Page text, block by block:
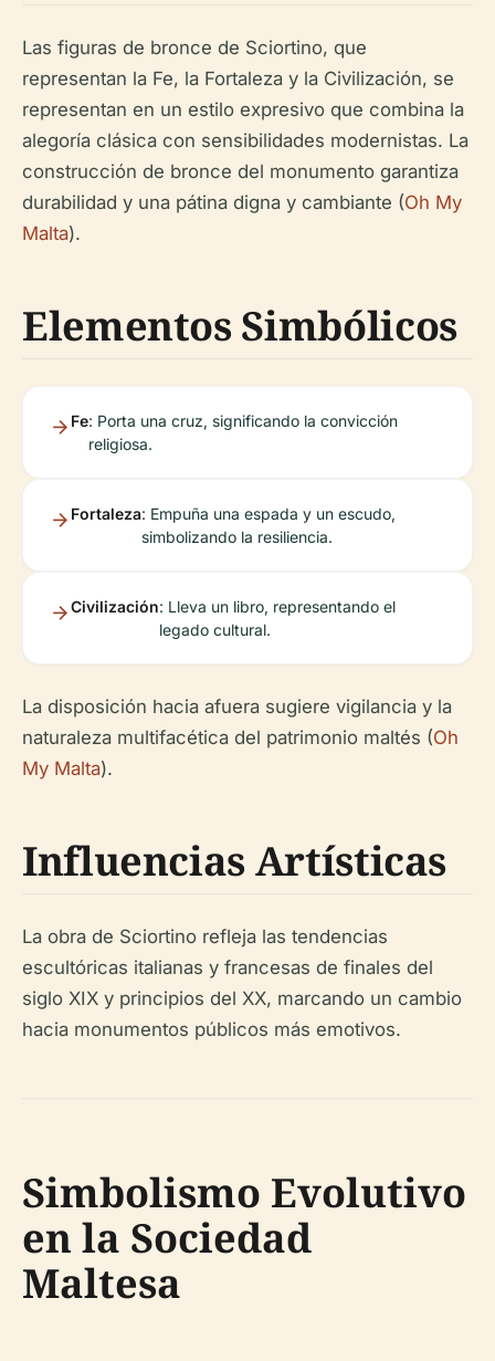
Las figuras de bronce de Sciortino, que
representan la Fe, la Fortaleza y la Civilización, se
representan en un estilo expresivo que combina la
alegoría clásica con sensibilidades modernistas. La
construcción de bronce del monumento garantiza
durabilidad y una pátina digna y cambiante (Oh My
Malta).
Elementos Simbólicos
Fe: Porta una cruz, significando la convicción
religiosa.
Fortaleza: Empuña una espada y un escudo,
simbolizando la resiliencia.
Civilización: Lleva un libro, representando el
legado cultural.
La disposición hacia afuera sugiere vigilancia y la
naturaleza multifacética del patrimonio maltés (Oh
My Malta).
Influencias Artísticas
La obra de Sciortino refleja las tendencias
escultóricas italianas y francesas de finales del
siglo XIX y principios del XX, marcando un cambio
hacia monumentos públicos más emotivos.
Simbolismo Evolutivo
en la Sociedad
Maltesa